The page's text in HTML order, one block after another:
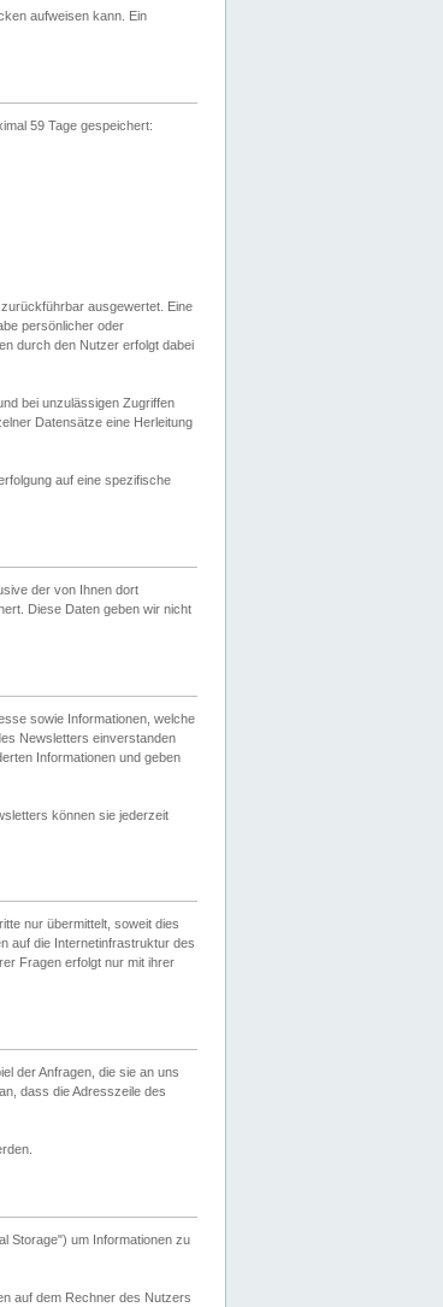
aufweisen kann. Ein
59 Tage gespeichert:
ausgewertet. Eine
persönlicher oder
durch den Nutzer erfolgt dabei
bei unzulässigen Zugriffen
Datensätze eine Herleitung
auf eine spezifische
der von Ihnen dort
Diese Daten geben wir nicht
sowie Informationen, welche
Newsletters einverstanden
Informationen und geben
können sie jederzeit
nur übermittelt, soweit dies
auf die Internetinfrastruktur des
Fragen erfolgt nur mit ihrer
der Anfragen, die sie an uns
dass die Adresszeile des
Storage") um Informationen zu
auf dem Rechner des Nutzers